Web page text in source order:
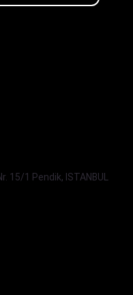
15/1 Pendik, ISTANBUL